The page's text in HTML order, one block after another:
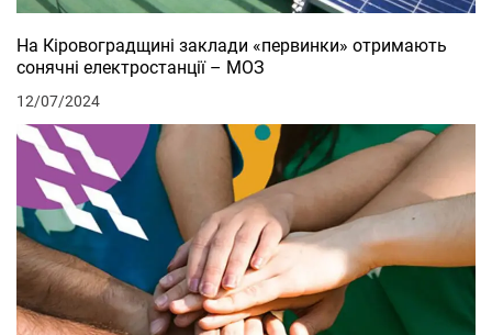
На Кіровоградщині заклади «первинки» отримають
сонячні електростанції – МОЗ
12/07/2024